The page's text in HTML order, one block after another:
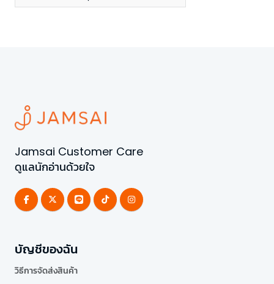
Jamsai Customer Care
ดูแลนักอ่านด้วยใจ
บัญชีของฉัน
วิธีการจัดส่งสินค้า